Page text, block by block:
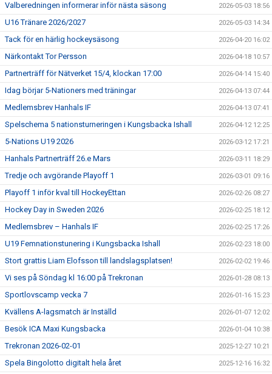
Valberedningen informerar inför nästa säsong 2026-05-03 18:56
U16 Tränare 2026/2027 2026-05-03 14:34
Tack för en härlig hockeysäsong 2026-04-20 16:02
Närkontakt Tor Persson 2026-04-18 10:57
Partnerträff för Nätverket 15/4, klockan 17:00 2026-04-14 15:40
Idag börjar 5-Nationers med träningar 2026-04-13 07:44
Medlemsbrev Hanhals IF 2026-04-13 07:41
Spelschema 5 nationsturneringen i Kungsbacka Ishall 2026-04-12 12:25
5-Nations U19 2026 2026-03-12 17:21
Hanhals Partnerträff 26.e Mars 2026-03-11 18:29
Tredje och avgörande Playoff 1 2026-03-01 09:16
Playoff 1 inför kval till HockeyEttan 2026-02-26 08:27
Hockey Day in Sweden 2026 2026-02-25 18:12
Medlemsbrev – Hanhals IF 2026-02-25 17:26
U19 Femnationstunering i Kungsbacka Ishall 2026-02-23 18:00
Stort grattis Liam Elofsson till landslagsplatsen! 2026-02-02 19:46
Vi ses på Söndag kl 16:00 på Trekronan 2026-01-28 08:13
Sportlovscamp vecka 7 2026-01-16 15:23
Kvällens A-lagsmatch är Inställd 2026-01-07 12:02
Besök ICA Maxi Kungsbacka 2026-01-04 10:38
Trekronan 2026-02-01 2025-12-27 10:21
Spela Bingolotto digitalt hela året 2025-12-16 16:32